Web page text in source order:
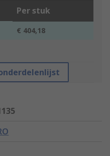
Per stuk
€ 404,18